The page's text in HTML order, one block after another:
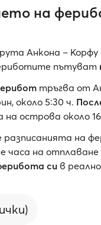
на
Анкона –
пътуват
тръгва от
около 5:30 ч.
на острова около
разписанията на
часа на
си в